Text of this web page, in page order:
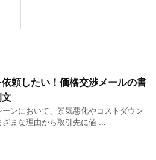
頼したい！価格交渉メールの書
文
ーンにおいて、景気悪化やコストダウン
ざまな理由から取引先に値 ...